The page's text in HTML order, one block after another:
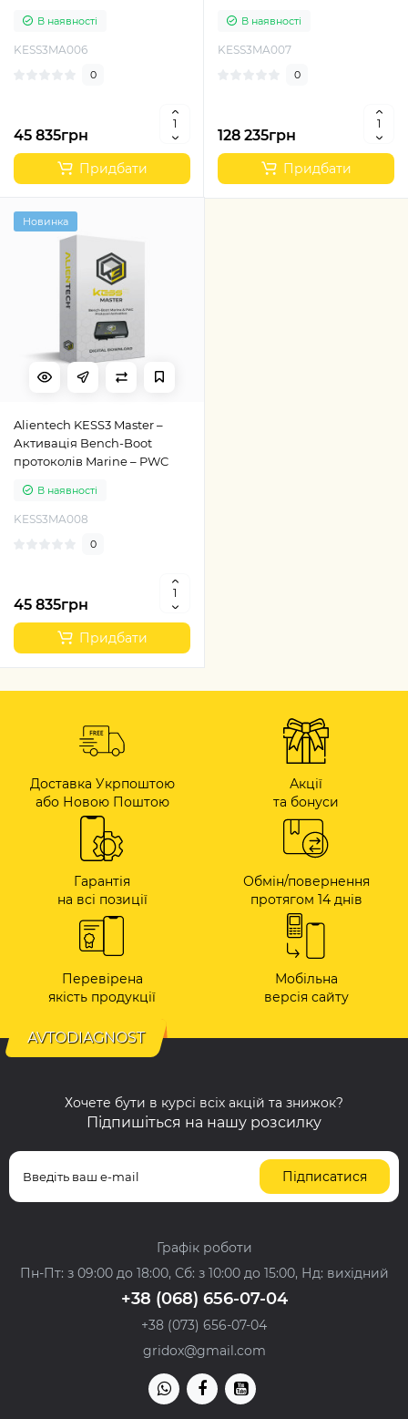
В наявності
KESS3MA006
0
45 835грн
Придбати
В наявності
KESS3MA007
0
128 235грн
Придбати
Новинка
Alientech KESS3 Master –
Активація Bench-Boot
протоколів Marine – PWC
В наявності
KESS3MA008
0
45 835грн
Придбати
Доставка Укрпоштою
або Новою Поштою
Акції
та бонуси
Гарантія
на всі позиції
Обмін/повернення
протягом 14 днів
Перевірена
якість продукції
Мобільна
версія сайту
AVTODIAGNOST
Хочете бути в курсі всіх акцій та знижок?
Підпишіться на нашу розсилку
Підписатися
Графік роботи
Пн-Пт: з 09:00 до 18:00, Сб: з 10:00 до 15:00, Нд: вихідний
+38 (068) 656-07-04
+38 (073) 656-07-04
gridox@gmail.com